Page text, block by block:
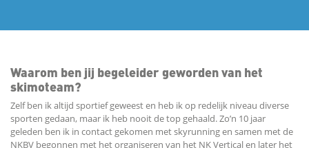
Waarom ben jij begeleider geworden van het
skimoteam?
Zelf ben ik altijd sportief geweest en heb ik op redelijk niveau diverse
sporten gedaan, maar ik heb nooit de top gehaald. Zo’n 10 jaar
geleden ben ik in contact gekomen met skyrunning en samen met de
NKBV begonnen met het organiseren van het NK Vertical en later het